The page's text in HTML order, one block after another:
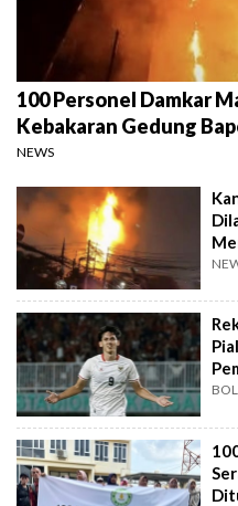
100 Personel Damkar
Kebakaran Gedung
NEWS